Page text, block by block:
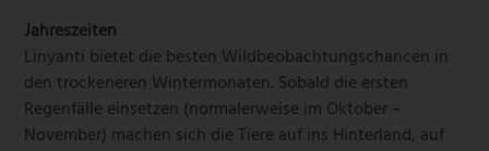
Jahreszeiten
Linyanti bietet die besten Wildbeobachtungschancen in
den trockeneren Wintermonaten. Sobald die ersten
Regenfälle einsetzen (normalerweise im Oktober –
November) machen sich die Tiere auf ins Hinterland, auf